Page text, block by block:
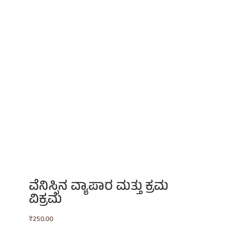
ವೆನಿಸ್ಸಿನ ವ್ಯಾಪಾರ ಮತ್ತು ಕ್ರಮ
ವಿಕ್ರಮ
₹250.00